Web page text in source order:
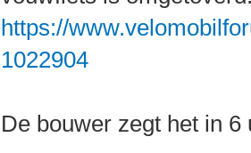
https://
1022904
De bouwer zegt het in